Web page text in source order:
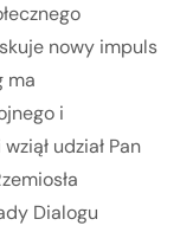
nowy impuls
ma
i
udział Pan
Dialogu